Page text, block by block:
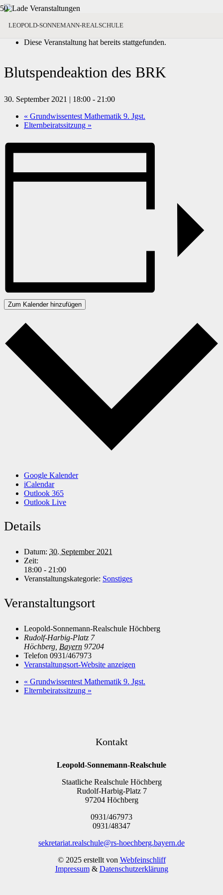
LEOPOLD-SONNEMANN-REALSCHULE
« Alle Veranstaltungen
Diese Veranstaltung hat bereits stattgefunden.
Blutspendeaktion des BRK
30. September 2021 | 18:00 - 21:00
« Grundwissentest Mathematik 9. Jgst.
Elternbeiratssitzung »
Zum Kalender hinzufügen
Google Kalender
iCalendar
Outlook 365
Outlook Live
Details
Datum: 30. September 2021
Zeit:
18:00 - 21:00
Veranstaltungskategorie: Sonstiges
Veranstaltungsort
Leopold-Sonnemann-Realschule Höchberg
Rudolf-Harbig-Platz 7
Höchberg Bayern 97204
Telefon 0931/467973
Veranstaltungsort-Website anzeigen
« Grundwissentest Mathematik 9. Jgst.
Elternbeiratssitzung »
Kontakt
Leopold-Sonnemann-Realschule
Staatliche Realschule Höchberg
Rudolf-Harbig-Platz 7
97204 Höchberg
0931/467973
0931/48347
sekretariat.realschule@rs-hoechberg.bayern.de
© 2025 erstellt von Webfeinschliff
Impressum& Datenschutzerklärung